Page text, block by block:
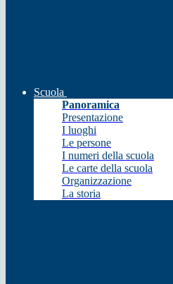
Scuola
Panoramica
Presentazione
I luoghi
Le persone
I numeri della scuola
Le carte della scuola
Organizzazione
La storia